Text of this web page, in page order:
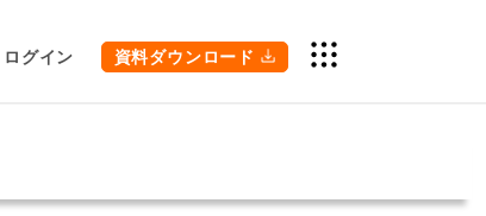
ログイン 資料ダウンロード